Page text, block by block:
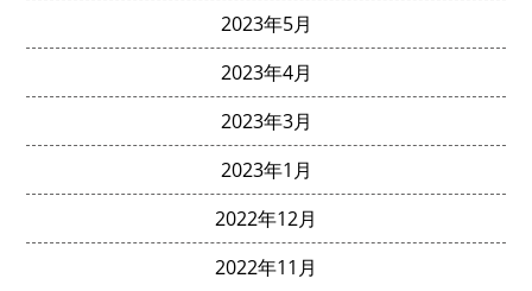
2023年5月
2023年4月
2023年3月
2023年1月
2022年12月
2022年11月